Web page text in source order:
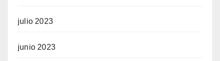
julio 2023
junio 2023